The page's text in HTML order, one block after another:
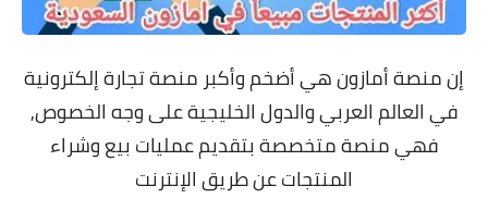
إن منصة أمازون هي أضخم وأكبر منصة تجارة إلكترونية
في العالم العربي والدول الخليجية على وجه الخصوص,
فهي منصة متخصصة بتقديم عمليات بيع وشراء
المنتجات عن طريق الإنترنت